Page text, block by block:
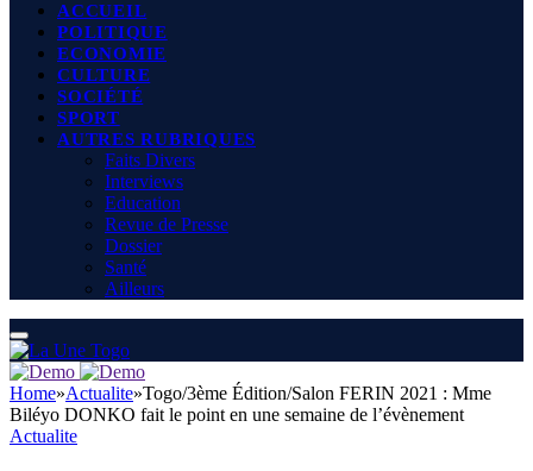
ACCUEIL
POLITIQUE
ECONOMIE
CULTURE
SOCIÉTÉ
SPORT
AUTRES RUBRIQUES
Faits Divers
Interviews
Education
Revue de Presse
Dossier
Santé
Ailleurs
Home»Actualite»Togo/3ème Édition/Salon FERIN 2021 : Mme
Biléyo DONKO fait le point en une semaine de l’évènement
Actualite